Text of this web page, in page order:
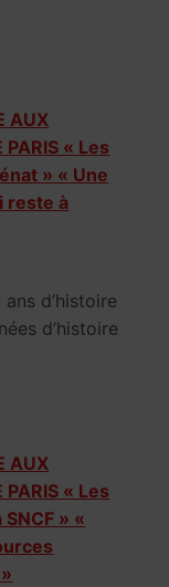
AUX
PARIS « Les
» « Une
reste à
d’histoire
d’histoire
AUX
PARIS « Les
» «